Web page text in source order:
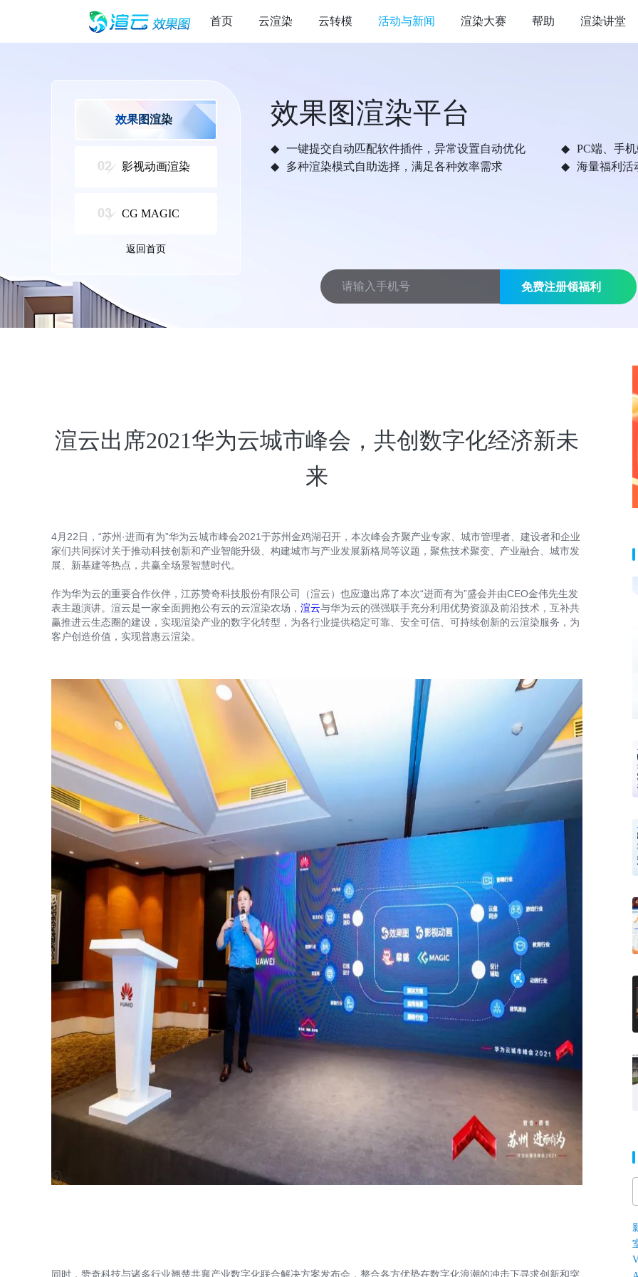
首页 云渲染 云转模 活动与新闻 渲染大赛 帮助 渲染讲堂
效果图渲染
影视动画渲染
CG MAGIC
返回首页
效果图渲染平台
一键提交自动匹配软件插件，异常设置自动优化
PC端、手
多种渲染模式自助选择，满足各种效率需求
海量福利活
免费注册领福利
渲云出席2021华为云城市峰会，共创数字化经济新未
来
4月22日，“苏州·进而有为”华为云城市峰会2021于苏州金鸡湖召开，本次峰会齐聚产业专家、城市管理者、建设者和企业
家们共同探讨关于推动科技创新和产业智能升级、构建城市与产业发展新格局等议题，聚焦技术聚变、产业融合、城市发
展、新基建等热点，共赢全场景智慧时代。
作为华为云的重要合作伙伴，江苏赞奇科技股份有限公司（渲云）也应邀出席了本次“进而有为”盛会并由CEO金伟先生发
表主题演讲。渲云是一家全面拥抱公有云的云渲染农场， 渲云与华为云的强强联手充分利用优势资源及前沿技术，互补共
赢推进云生态圈的建设，实现渲染产业的数字化转型，为各行业提供稳定可靠、安全可信、可持续创新的云渲染服务，为
客户创造价值，实现普惠云渲染。
同时，赞奇科技与诸多行业翘楚共襄产业数字化联合解决方案发布会，整合各方优势在数字化浪潮的冲击下寻求创新和突